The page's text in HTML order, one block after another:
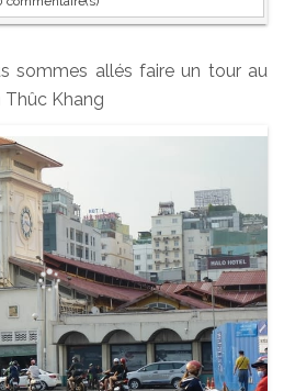
sommes allés faire un tour au
Thûc Khang